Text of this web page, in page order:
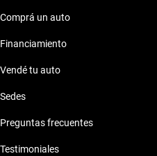
Comprá un auto
Financiamiento
Vendé tu auto
Sedes
Preguntas frecuentes
Testimoniales